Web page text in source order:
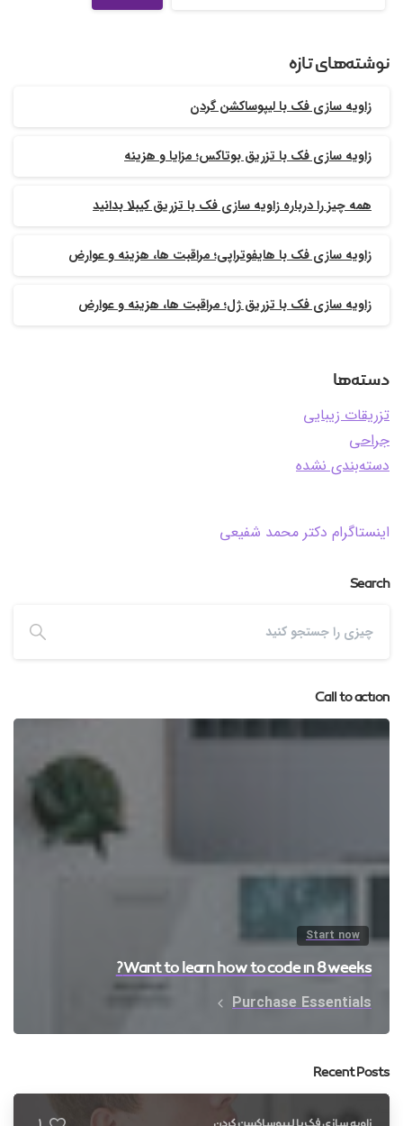
نوشته‌های تازه
زاویه سازی فک با لیپوساکشن گردن
زاویه سازی فک با تزریق بوتاکس؛ مزایا و هزینه
همه چیز را درباره زاویه سازی فک با تزریق کیبلا بدانید
زاویه سازی فک با هایفوتراپی؛ مراقبت ها، هزینه و عوارض
زاویه سازی فک با تزریق ژل؛ مراقبت ها، هزینه و عوارض
دسته‌ها
تزریقات زیبایی
جراحی
دسته‌بندی نشده
اینستاگرام دکتر محمد شفیعی
Search
Call to action
Start now
Want to learn how to code in 8 weeks?
Purchase Essentials
Recent Posts